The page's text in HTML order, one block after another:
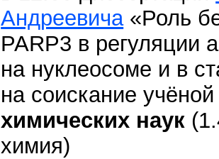
Андреевича«Роль
PARP3 в регуляции
на нуклеосоме и в
на соискание
химических наук
химия)